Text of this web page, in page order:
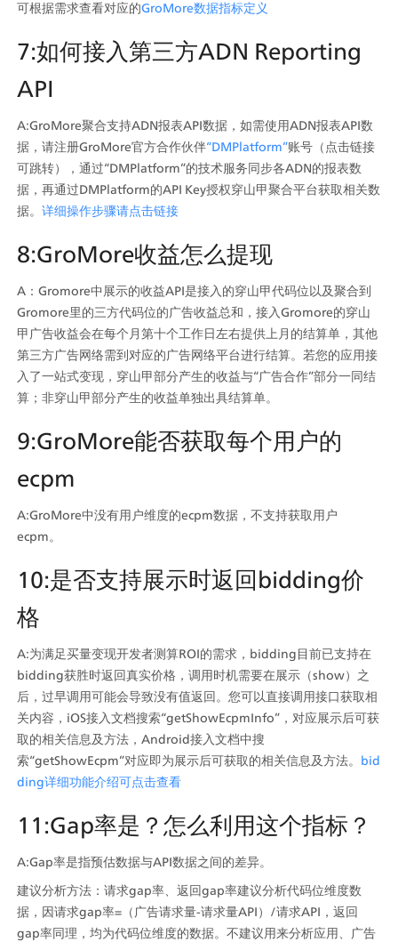
可根据需求查看对应的GroMore数据指标定义
7:如何接入第三方ADN Reporting
API
A:GroMore聚合支持ADN报表API数据，如需使用ADN报表API数
据，请注册GroMore官方合作伙伴“DMPlatform”账号（点击链接
可跳转），通过“DMPlatform”的技术服务同步各ADN的报表数
据，再通过DMPlatform的API Key授权穿山甲聚合平台获取相关数
据。详细操作步骤请点击链接
8:GroMore收益怎么提现
A：Gromore中展示的收益API是接入的穿山甲代码位以及聚合到
Gromore里的三方代码位的广告收益总和，接入Gromore的穿山
甲广告收益会在每个月第十个工作日左右提供上月的结算单，其他
第三方广告网络需到对应的广告网络平台进行结算。若您的应用接
入了一站式变现，穿山甲部分产生的收益与“广告合作”部分一同结
算；非穿山甲部分产生的收益单独出具结算单。
9:GroMore能否获取每个用户的
ecpm
A:GroMore中没有用户维度的ecpm数据，不支持获取用户
ecpm。
10:是否支持展示时返回bidding价
格
A:为满足买量变现开发者测算ROI的需求，bidding目前已支持在
bidding获胜时返回真实价格，调用时机需要在展示（show）之
后，过早调用可能会导致没有值返回。您可以直接调用接口获取相
关内容，iOS接入文档搜索“getShowEcpmInfo”，对应展示后可获
取的相关信息及方法，Android接入文档中搜
索“getShowEcpm”对应即为展示后可获取的相关信息及方法。 bid
ding详细功能介绍可点击查看
11:Gap率是？怎么利用这个指标？
A:Gap率是指预估数据与API数据之间的差异。
建议分析方法：请求gap率、返回gap率建议分析代码位维度数
据，因请求gap率=（广告请求量-请求量API）/请求API，返回
gap率同理，均为代码位维度的数据。不建议用来分析应用、广告